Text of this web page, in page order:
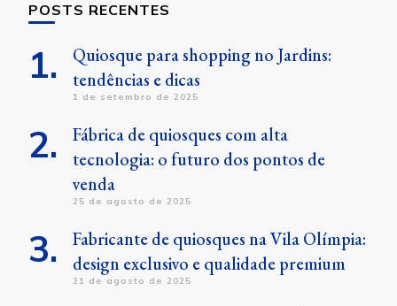
POSTS RECENTES
Quiosque para shopping no Jardins:
tendências e dicas
1 de setembro de 2025
Fábrica de quiosques com alta
tecnologia: o futuro dos pontos de
venda
25 de agosto de 2025
Fabricante de quiosques na Vila Olímpia:
design exclusivo e qualidade premium
21 de agosto de 2025